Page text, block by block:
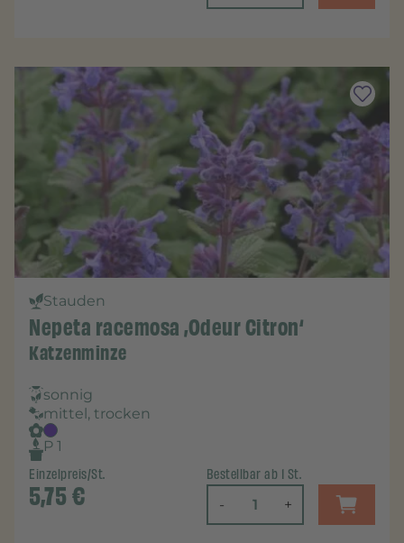
Stauden
Nepeta racemosa ‚Odeur Citron‘
Katzenminze
sonnig
mittel, trocken
P 1
Einzelpreis/St.
5,75€
Bestellbar ab 1 St.
- +